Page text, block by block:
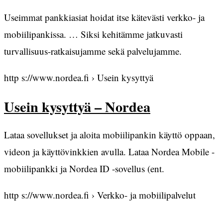
Useimmat pankkiasiat hoidat itse kätevästi verkko- ja
mobiilipankissa. … Siksi kehitämme jatkuvasti
turvallisuus-ratkaisujamme sekä palvelujamme.
http s://www.nordea.fi › Usein kysyttyä
Usein kysyttyä – Nordea
Lataa sovellukset ja aloita mobiilipankin käyttö oppaan,
videon ja käyttövinkkien avulla. Lataa Nordea Mobile -
mobiilipankki ja Nordea ID -sovellus (ent.
http s://www.nordea.fi › Verkko- ja mobiilipalvelut